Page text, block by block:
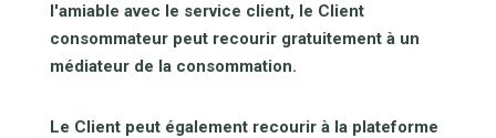
l'amiable avec le service client, le Client
consommateur peut recourir gratuitement à un
médiateur de la consommation.
Le Client peut également recourir à la plateforme